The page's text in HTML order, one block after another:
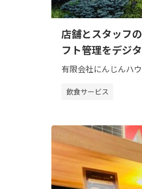
店舗とスタッフ
フト管理をデジ
有限会社にんじんハ
飲食サービス